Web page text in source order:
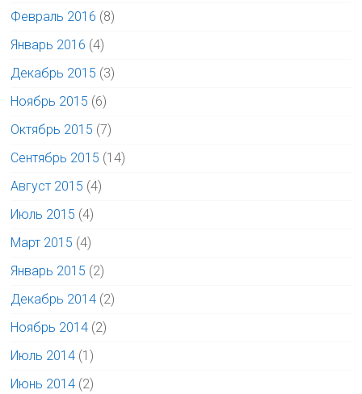
Февраль 2016 (8)
Январь 2016 (4)
Декабрь 2015 (3)
Ноябрь 2015 (6)
Октябрь 2015 (7)
Сентябрь 2015 (14)
Август 2015 (4)
Июль 2015 (4)
Март 2015 (4)
Январь 2015 (2)
Декабрь 2014 (2)
Ноябрь 2014 (2)
Июль 2014 (1)
Июнь 2014 (2)